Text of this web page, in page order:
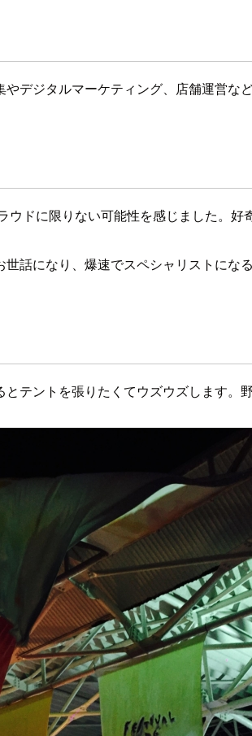
デジタルマーケティング、店舗運営な
ウドに限りない可能性を感じました。
話になり、爆速でスペシャリストに
テントを張りたくてウズウズします。